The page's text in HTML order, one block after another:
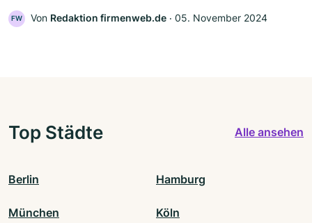
FW Von Redaktion firmenweb.de ‧ 05. November 2024
Top Städte Alle ansehen
Berlin Hamburg
München Köln